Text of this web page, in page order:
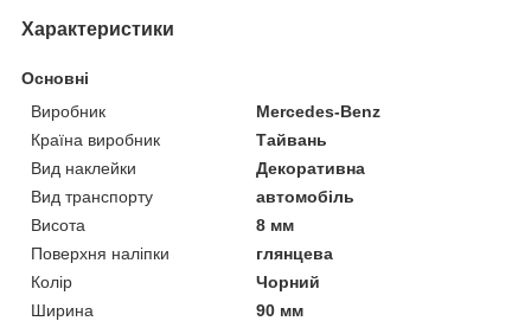
Характеристики
Основні
Виробник
Mercedes-Benz
Країна виробник
Тайвань
Вид наклейки
Декоративна
Вид транспорту
автомобіль
Висота
8 мм
Поверхня наліпки
глянцева
Колір
Чорний
Ширина
90 мм